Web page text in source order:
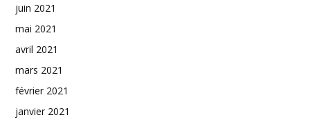
juin 2021
mai 2021
avril 2021
mars 2021
février 2021
janvier 2021